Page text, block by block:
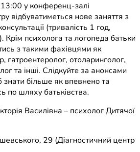
у конференц-залі
відбуватиметься нове заняття з
(тривалість 1 год,
Крім психолога та логопеда батьки
з такими фахівцями як
гатроентеролог, отоларинголог,
та інші. Слідкуйте за анонсами
більше як впевнено та
по шляху батьківства.
Василівна – психолог Дитячої
29 (Діагностичний центр